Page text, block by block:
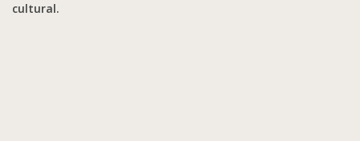
cultural.